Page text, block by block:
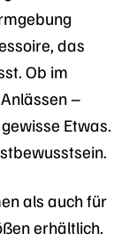
das
Ob im
–
Etwas.
als auch für
erhältlich.